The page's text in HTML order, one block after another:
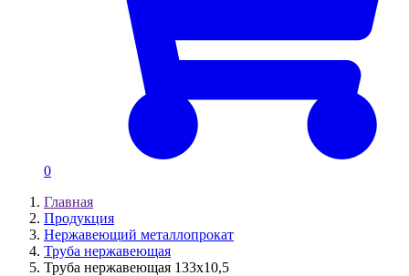
0
Главная
Продукция
Нержавеющий металлопрокат
Труба нержавеющая
Труба нержавеющая 133х10,5